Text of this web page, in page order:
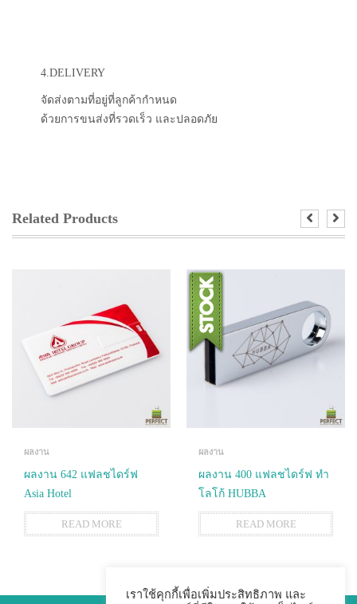
4.DELIVERY
จัดส่งตามที่อยู่ที่ลูกค้ากำหนด
ด้วยการขนส่งที่รวดเร็ว และปลอดภัย
Related Products
ผลงาน
ผลงาน 642 แฟลชไดร์ฟ
Asia Hotel
READ MORE
ผลงาน
ผลงาน 400 แฟลชไดร์ฟ ทำ
โลโก้ HUBBA
READ MORE
เราใช้คุกกี้เพื่อเพิ่มประสิทธิภาพ และ